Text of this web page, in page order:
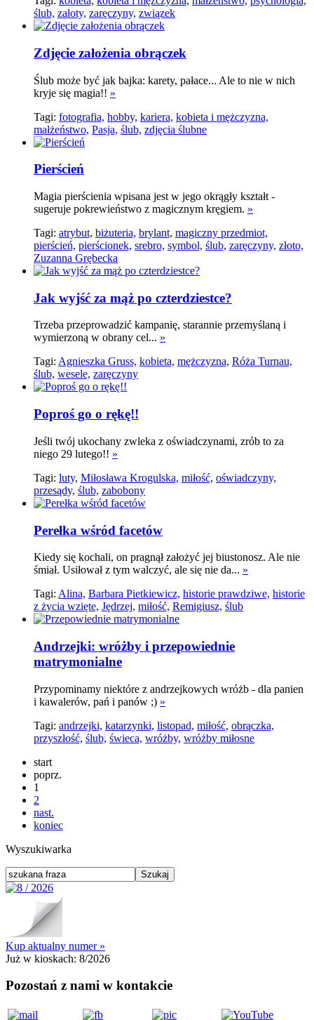
ślub, zaloty, zaręczyny, związek
Zdjęcie założenia obrączek
Ślub może być jak bajka: karety, pałace... Ale to nie w nich
kryje się magia!! »
Tagi: fotografia, hobby, kariera, kobieta i mężczyzna,
małżeństwo, Pasja, ślub, zdjęcia ślubne
Pierścień
Magia pierścienia wpisana jest w jego okrągły kształt -
sugeruje pokrewieństwo z magicznym kręgiem. »
Tagi: atrybut, biżuteria, brylant, magiczny przedmiot,
pierścień, pierścionek, srebro, symbol, ślub, zaręczyny, złoto,
Zuzanna Grębecka
Jak wyjść za mąż po czterdziestce?
Trzeba przeprowadzić kampanię, starannie przemyślaną i
wymierzoną w obrany cel... »
Tagi: Agnieszka Gruss, kobieta, mężczyzna, Róża Turnau,
ślub, wesele, zaręczyny
Poproś go o rękę!!
Jeśli twój ukochany zwleka z oświadczynami, zrób to za
niego 29 lutego!! »
Tagi: luty, Miłosława Krogulska, miłość, oświadczyny,
przesądy, ślub, zabobony
Perełka wśród facetów
Kiedy się kochali, on pragnął założyć jej biustonosz. Ale nie
śmiał. Usiłował z tym walczyć, ale się nie da... »
Tagi: Alina, Barbara Pietkiewicz, historie prawdziwe, historie
z życia wzięte, Jędrzej, miłość, Remigiusz, ślub
Andrzejki: wróżby i przepowiednie
matrymonialne
Przypominamy niektóre z andrzejkowych wróżb - dla panien
i kawalerów, pań i panów ;) »
Tagi: andrzejki, katarzynki, listopad, miłość, obrączka,
przyszłość, ślub, świeca, wróżby, wróżby miłosne
start
poprz.
1
2
nast.
koniec
Wyszukiwarka
Kup aktualny numer »
Już w kioskach: 8/2026
Pozostań z nami w kontakcie